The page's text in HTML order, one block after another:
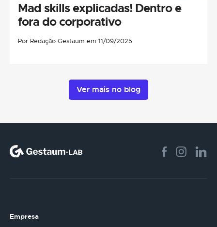
Mad skills explicadas! Dentro e
fora do corporativo
Por Redação Gestaum em 11/09/2025
Ver mais no blog
Empresa